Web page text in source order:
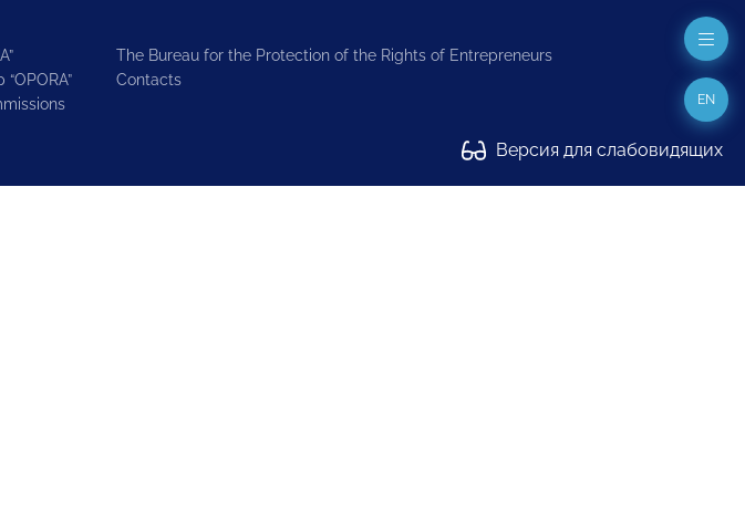
The Bureau for the Protection of the Rights of Entrepreneurs
Contacts
Версия для слабовидящих
EN